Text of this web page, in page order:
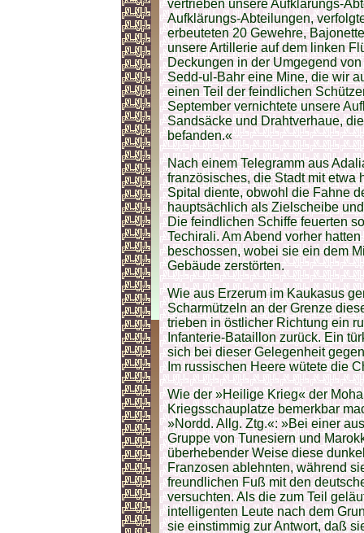
vertrieben unsere Aufklärungs-
Aufklärungs-Abteilungen,
erbeuteten 20 Gewehre,
unsere Artillerie auf dem linken
Deckungen in der Umgegend
Sedd-ul-Bahr eine Mine, die wir
einen Teil der feindlichen
September vernichtete unsere
Sandsäcke und Drahtverhaue,
befanden.«
Nach einem Telegramm aus
französisches, die Stadt mit etwa
Spital diente, obwohl die Fahne
hauptsächlich als Zielscheibe
Die feindlichen Schiffe feuerten
Techirali. Am Abend vorher
beschossen, wobei sie ein dem
Gebäude zerstörten.
Wie aus Erzerum im Kaukasus
Scharmützeln an der Grenze
trieben in östlicher Richtung ein
Infanterie-Bataillon zurück. Ein
sich bei dieser Gelegenheit
Im russischen Heere wütete die
Wie der »Heilige Krieg« der
Kriegsschauplatze bemerkbar
»Nordd. Allg. Ztg.«: »Bei einer
Gruppe von Tunesiern und
überhebender Weise diese
Franzosen ablehnten, während
freundlichen Fuß mit den
versuchten. Als die zum Teil
intelligenten Leute nach dem
sie einstimmig zur Antwort, daß